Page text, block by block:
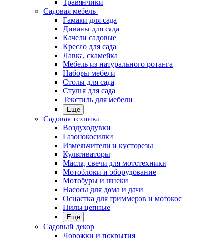
Травянчики
Садовая мебель
Гамаки для сада
Диваны для сада
Качели садовые
Кресло для сада
Лавка, скамейка
Мебель из натурального ротанга
Наборы мебели
Столы для сада
Стулья для сада
Текстиль для мебели
Еще
Садовая техника
Воздуходувки
Газонокосилки
Измельчители и кусторезы
Культиваторы
Масла, свечи для мототехники
Мотоблоки и оборудование
Мотобуры и шнеки
Насосы для дома и дачи
Оснастка для триммеров и мотокос
Пилы цепные
Еще
Садовый декор
Дорожки и покрытия